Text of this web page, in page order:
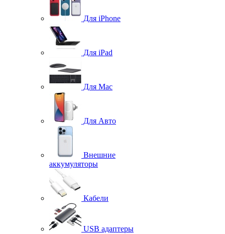
Для iPhone
Для iPad
Для Mac
Для Авто
Внешние
аккумуляторы
Кабели
USB адаптеры